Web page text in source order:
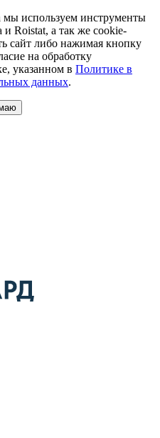
мы используем инструменты
Roistat, а так же cookie-
сайт либо нажимая кнопку
на обработку
указанном в Политике в
данных.